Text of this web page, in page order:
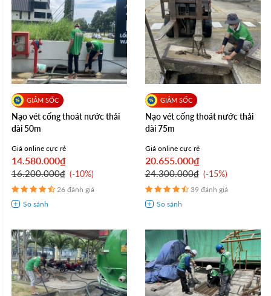
Nạo vét cống thoát nước thải
dài 50m
Giá online cực rẻ
14.580.000₫
16.200.000₫ -10%
26 đánh giá
Nạo vét cống thoát nước thải
dài 75m
Giá online cực rẻ
20.655.000₫
24.300.000₫ -15%
39 đánh giá